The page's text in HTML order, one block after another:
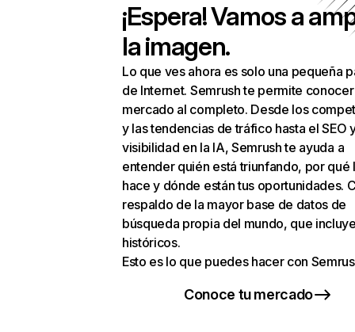
¡Espera! Vamos a
la imagen.
Lo que ves ahora es solo una pequeña
de Internet. Semrush te permite
mercado al completo. Desde los
y las tendencias de tráfico hasta el SEO
visibilidad en la IA, Semrush te ayuda a
entender quién está triunfando, por qué
hace y dónde están tus oportunidades.
respaldo de la mayor base de datos de
búsqueda propia del mundo, que
históricos.
Esto es lo que puedes hacer con
Conoce tu mercado